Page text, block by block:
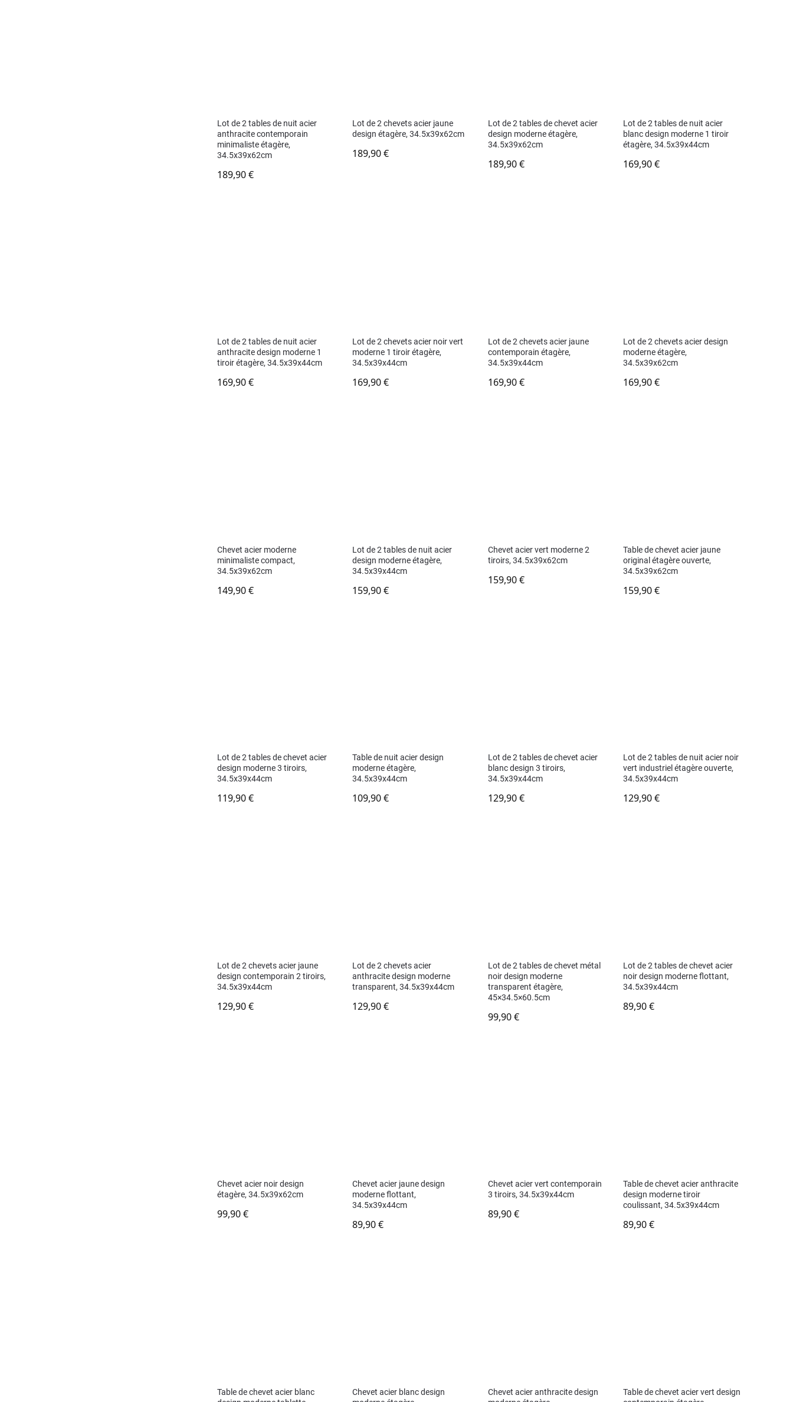
Lot de 2 tables de nuit acier
anthracite contemporain
minimaliste étagère,
34.5x39x62cm
189,90€
Lot de 2 chevets acier jaune
design étagère, 34.5x39x62cm
189,90€
Lot de 2 tables de chevet acier
design moderne étagère,
34.5x39x62cm
189,90€
Lot de 2 tables de nuit acier
blanc design moderne 1 tiroir
étagère, 34.5x39x44cm
169,90€
Lot de 2 tables de nuit acier
anthracite design moderne 1
tiroir étagère, 34.5x39x44cm
169,90€
Lot de 2 chevets acier noir vert
moderne 1 tiroir étagère,
34.5x39x44cm
169,90€
Lot de 2 chevets acier jaune
contemporain étagère,
34.5x39x44cm
169,90€
Lot de 2 chevets acier design
moderne étagère,
34.5x39x62cm
169,90€
Chevet acier moderne
minimaliste compact,
34.5x39x62cm
149,90€
Lot de 2 tables de nuit acier
design moderne étagère,
34.5x39x44cm
159,90€
Chevet acier vert moderne 2
tiroirs, 34.5x39x62cm
159,90€
Table de chevet acier jaune
original étagère ouverte,
34.5x39x62cm
159,90€
Lot de 2 tables de chevet acier
design moderne 3 tiroirs,
34.5x39x44cm
119,90€
Table de nuit acier design
moderne étagère,
34.5x39x44cm
109,90€
Lot de 2 tables de chevet acier
blanc design 3 tiroirs,
34.5x39x44cm
129,90€
Lot de 2 tables de nuit acier noir
vert industriel étagère ouverte,
34.5x39x44cm
129,90€
Lot de 2 chevets acier jaune
design contemporain 2 tiroirs,
34.5x39x44cm
129,90€
Lot de 2 chevets acier
anthracite design moderne
transparent, 34.5x39x44cm
129,90€
Lot de 2 tables de chevet métal
noir design moderne
transparent étagère,
45×34.5×60.5cm
99,90€
Lot de 2 tables de chevet acier
noir design moderne flottant,
34.5x39x44cm
89,90€
Chevet acier noir design
étagère, 34.5x39x62cm
99,90€
Chevet acier jaune design
moderne flottant,
34.5x39x44cm
89,90€
Chevet acier vert contemporain
3 tiroirs, 34.5x39x44cm
89,90€
Table de chevet acier anthracite
design moderne tiroir
coulissant, 34.5x39x44cm
89,90€
Table de chevet acier blanc
Chevet acier blanc design
Chevet acier anthracite design
Table de chevet acier vert design